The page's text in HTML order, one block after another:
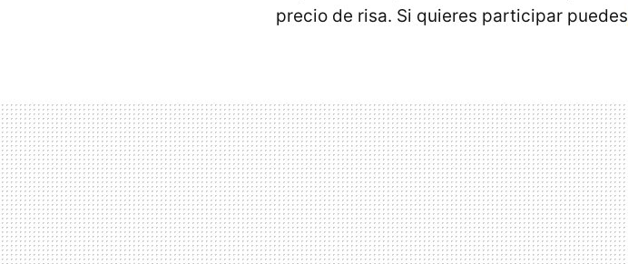
precio de risa. Si quieres participar puedes